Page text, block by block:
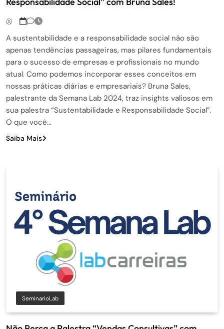
A sustentabilidade e a responsabilidade social não são
apenas tendências passageiras, mas pilares fundamentais
para o sucesso de empresas e profissionais no mundo
atual. Como podemos incorporar esses conceitos em
nossas práticas diárias e empresariais? Bruna Sales,
palestrante da Semana Lab 2024, traz insights valiosos em
sua palestra “Sustentabilidade e Responsabilidade Social”.
O que você…
Saiba Mais
SeminarioLab